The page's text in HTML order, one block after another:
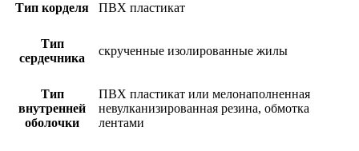
Тип корделя ПВХ пластикат
Тип
сердечника
скрученные изолированные жилы
Тип
внутренней
оболочки
ПВХ пластикат или мелонаполненная
невулканизированная резина, обмотка
лентами